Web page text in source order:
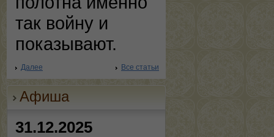
так войну и
показывают.
Далее Все статьи
Афиша
31.12.2025